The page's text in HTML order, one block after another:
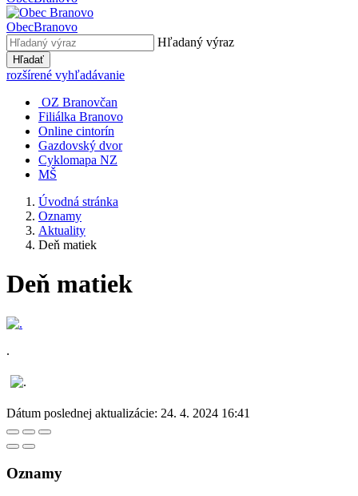
ObecBranovo
Hľadaný výraz
Hľadať
rozšírené vyhľadávanie
OZ Branovčan
Filiálka Branovo
Online cintorín
Gazdovský dvor
Cyklomapa NZ
MŠ
Úvodná stránka
Oznamy
Aktuality
Deň matiek
Deň matiek
.
Dátum poslednej aktualizácie: 24. 4. 2024 16:41
Oznamy